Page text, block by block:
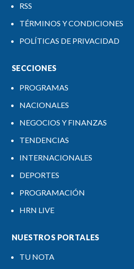
RSS
TÉRMINOS Y CONDICIONES
POLÍTICAS DE PRIVACIDAD
SECCIONES
PROGRAMAS
NACIONALES
NEGOCIOS Y FINANZAS
TENDENCIAS
INTERNACIONALES
DEPORTES
PROGRAMACIÓN
HRN LIVE
NUESTROS PORTALES
TU NOTA